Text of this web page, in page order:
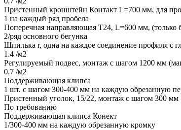
Пристенный кронштейн Контакт L=700 мм, для
1 на каждый ряд пробела
Поперечная направляющая Т24, L=600 мм, (только
2/ряд основного бегунка
Шпилька r, одна на каждое соединение профиля с
1.4 /м2
Регулируемый подвес, монтаж с шагом 1200 мм
0.7 /м2
Поддерживающая клипса
1 шт. с шагом 300-400 мм на каждую обрезанную
Пристенный уголок, 15/22, монтаж с шагом 300 мм
По требованию
Поддерживающая клипса Конект
1/300-400 мм на каждую обрезанную кромку